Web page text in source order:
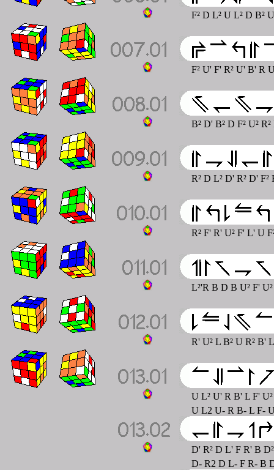
F² D L² U L² D B²
F² U' F' R² U' B' R
B² D' B² D F² U²
R² D L² D' R² D' F²
R² F' R' U² F' L' U
L²'R B D B U² F'
R' U² L B² U R²
U L² U' R B' L F'
U L2 U- R B- L F-
D' R² D L' F R' B
D- R2 D L- F R- B